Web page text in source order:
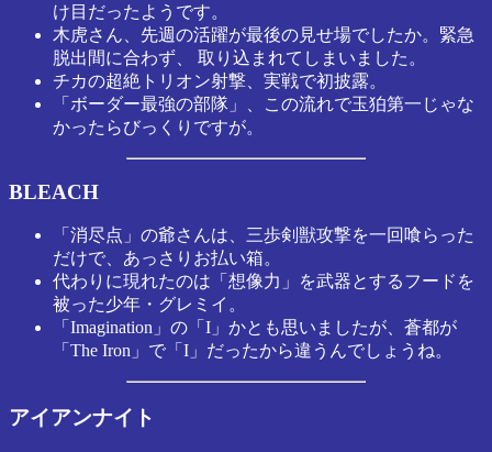
け目だったようです。
木虎さん、先週の活躍が最後の見せ場でしたか。緊急
脱出間に合わず、 取り込まれてしまいました。
チカの超絶トリオン射撃、実戦で初披露。
「ボーダー最強の部隊」、この流れで玉狛第一じゃな
かったらびっくりですが。
BLEACH
「消尽点」の爺さんは、三歩剣獣攻撃を一回喰らった
だけで、あっさりお払い箱。
代わりに現れたのは「想像力」を武器とするフードを
被った少年・グレミイ。
「Imagination」の「I」かとも思いましたが、蒼都が
「The Iron」で「I」だったから違うんでしょうね。
アイアンナイト